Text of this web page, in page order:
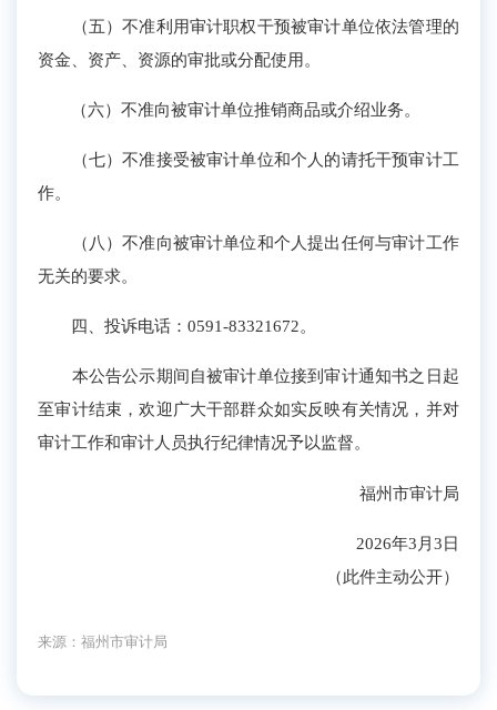
（五）不准利用审计职权干预被审计单位依法管理的
资金、资产、资源的审批或分配使用。
（六）不准向被审计单位推销商品或介绍业务。
（七）不准接受被审计单位和个人的请托干预审计工
作。
（八）不准向被审计单位和个人提出任何与审计工作
无关的要求。
四、投诉电话：0591-83321672。
本公告公示期间自被审计单位接到审计通知书之日起
至审计结束，欢迎广大干部群众如实反映有关情况，并对
审计工作和审计人员执行纪律情况予以监督。
福州市审计局
2026年3月3日
（此件主动公开）
来源：福州市审计局